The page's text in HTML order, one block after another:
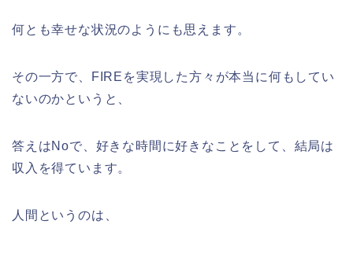
何とも幸せな状況のようにも思えます。
その一方で、FIREを実現した方々が本当に何もしてい
ないのかというと、
答えはNoで、好きな時間に好きなことをして、結局は
収入を得ています。
人間というのは、